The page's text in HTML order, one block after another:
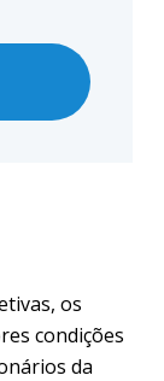
os
condições
da